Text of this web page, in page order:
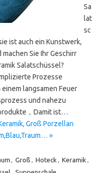
Sa
lat
sc
ist auch ein Kunstwerk,
Sie Ihr Geschirr
Salatschüssel?
Prozesse
langsamen Feuer
und nahezu
，Damit ist…
Groß Porzellan
»
, Groß , Hoteck , Keramik ,